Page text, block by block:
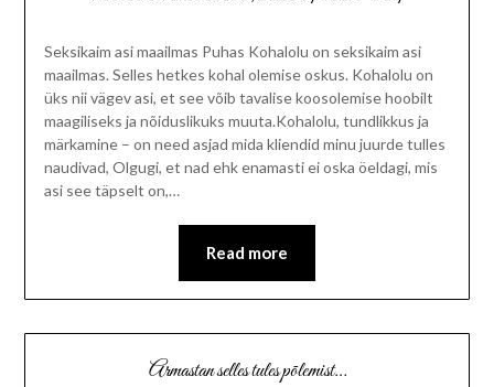
Seksikaim asi maailmas Puhas Kohalolu on seksikaim asi
maailmas. Selles hetkes kohal olemise oskus. Kohalolu on
üks nii vägev asi, et see võib tavalise koosolemise hoobilt
maagiliseks ja nõiduslikuks muuta.Kohalolu, tundlikkus ja
märkamine – on need asjad mida kliendid minu juurde tulles
naudivad, Olgugi, et nad ehk enamasti ei oska öeldagi, mis
asi see täpselt on,…
Read more
Armastan selles tules põlemist…